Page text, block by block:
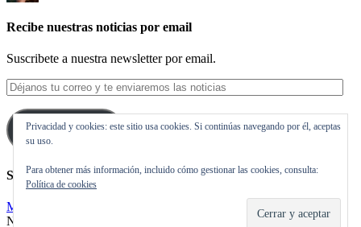
Recibe nuestras noticias por email
Suscribete a nuestra newsletter por email.
Déjanos
tu
correo
y
te
las
noticias
Suscribirse
Síguenos en Twitter
Mis tuits
Noticias de cine y de series de televisión, críticas, tráilers, estrenos.
Privacidad y cookies: este sitio usa cookies. Si continúas navegando por él, aceptas
su uso.
Para obtener más información, incluido cómo gestionar las cookies, consulta:
Política de cookies